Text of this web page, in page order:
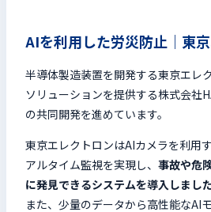
AIを利用した労災防止｜東
半導体製造装置を開発する東京エレ
ソリューションを提供する株式会社
の共同開発を進めています。
東京エレクトロンはAIカメラを利用
アルタイム監視を実現し、 事故や危
に発見できるシステムを導入しました
また、少量のデータから高性能なAI